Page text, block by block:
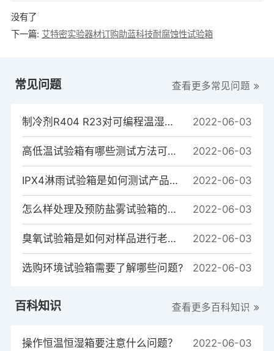
没有了
下一篇: 艾特密实验器材订购助蓝科技耐腐蚀性试验箱
常见问题 查看更多常见问题
制冷剂R404 R23对可编程温湿度试验箱制冷系统的重要性 2022-06-03
高低温试验箱有哪些测试方法可以测试样品？ 2022-06-03
IPX4淋雨试验箱是如何测试产品的？ 2022-06-03
怎么样处理及预防盐雾试验箱的常见故障 2022-06-03
臭氧试验箱是如何对样品进行老化测试的？ 2022-06-03
选购环境试验箱需要了解哪些问题? 2022-06-03
百科知识 查看更多百科知识
操作恒温恒湿箱要注意什么问题？ 2022-06-03